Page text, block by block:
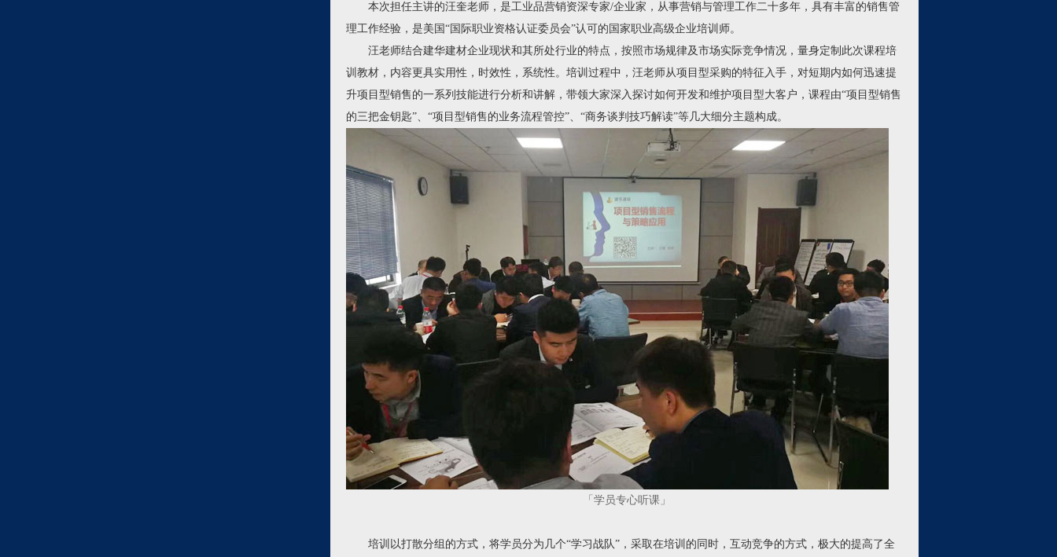
本次担任主讲的汪奎老师，是工业品营销资深专家/企业家，从事营销与管理工作二十多年，具有丰富的销售管
理工作经验，是美国“国际职业资格认证委员会”认可的国家职业高级企业培训师。
汪老师结合建华建材企业现状和其所处行业的特点，按照市场规律及市场实际竞争情况，量身定制此次课程培
训教材，内容更具实用性，时效性，系统性。培训过程中，汪老师从项目型采购的特征入手，对短期内如何迅速提
升项目型销售的一系列技能进行分析和讲解，带领大家深入探讨如何开发和维护项目型大客户，课程由“项目型销售
的三把金钥匙”、“项目型销售的业务流程管控”、“商务谈判技巧解读”等几大细分主题构成。
「学员专心听课 」
培训以打散分组的方式，将学员分为几个“学习战队”，采取在培训的同时，互动竞争的方式，极大的提高了全